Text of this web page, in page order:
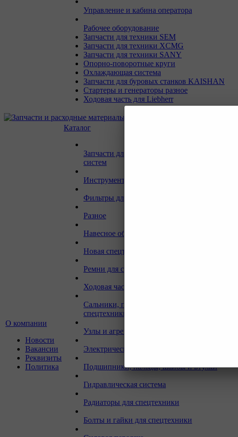
Управление и кабина оператора
Рабочее оборудование
Запчасти для техники SEM
Запчасти для техники XCMG
Запчасти для техники SANY
Опорно-поворотные круги
Охлаждающая система
Запчасти для буровых станков KAISHAN
Стартеры и генераторы разное
Ходовая часть для Liebherr
О компании
Новости
Вакансии
Реквизиты
Политика
Каталог
Запчасти для двигателей и сопутствующих
систем
Инструмент и материалы для СТО
Фильтры для спецтехники
Разное
Навесное оборудование для экскаваторов
Новая спецтехника
Ремни для спецтехники
Ходовая часть для спецтехники
Сальники, прокладки, кольца для
спецтехники
Узлы и агрегаты для спецтехники
Электрическая система
Подшипники, пальцы, шайбы и втулки
Гидравлическая система
Радиаторы для спецтехники
Болты и гайки для спецтехники